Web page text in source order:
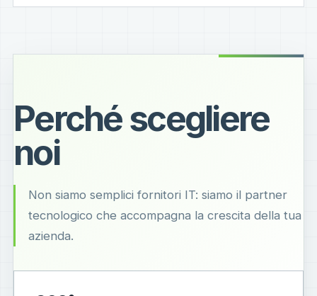
Perché scegliere
noi
Non siamo semplici fornitori IT: siamo il partner
tecnologico che accompagna la crescita della tua
azienda.